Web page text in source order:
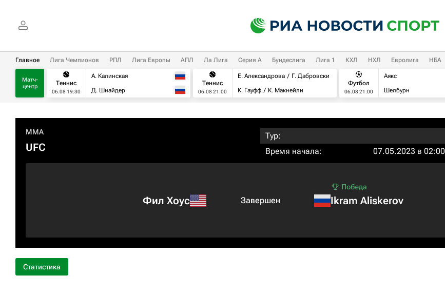
Главное Лига Чемпионов РПЛ Лига Европы АПЛ Ла Лига Серия А Бундеслига Лига 1 КХЛ НХЛ Евролига НБА
Матч-
центр
Теннис
06.08 19:30
А. Калинская
Д. Шнайдер
Теннис
06.08 21:00
Е. Александрова
Г. Дабровски
К. Гауфф
К. Макнейли
Футбол
06.08 21:00
Аякс
Шелбурн
MMA
UFC
Тур:
Время начала:
07.05.2023 в 02:00
Фил Хоус Завершен Ikram Aliskerov
Статистика